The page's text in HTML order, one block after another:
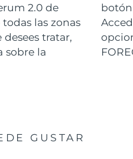
2.0 de
las zonas
tratar,
sobre la
botón
GUSTAR